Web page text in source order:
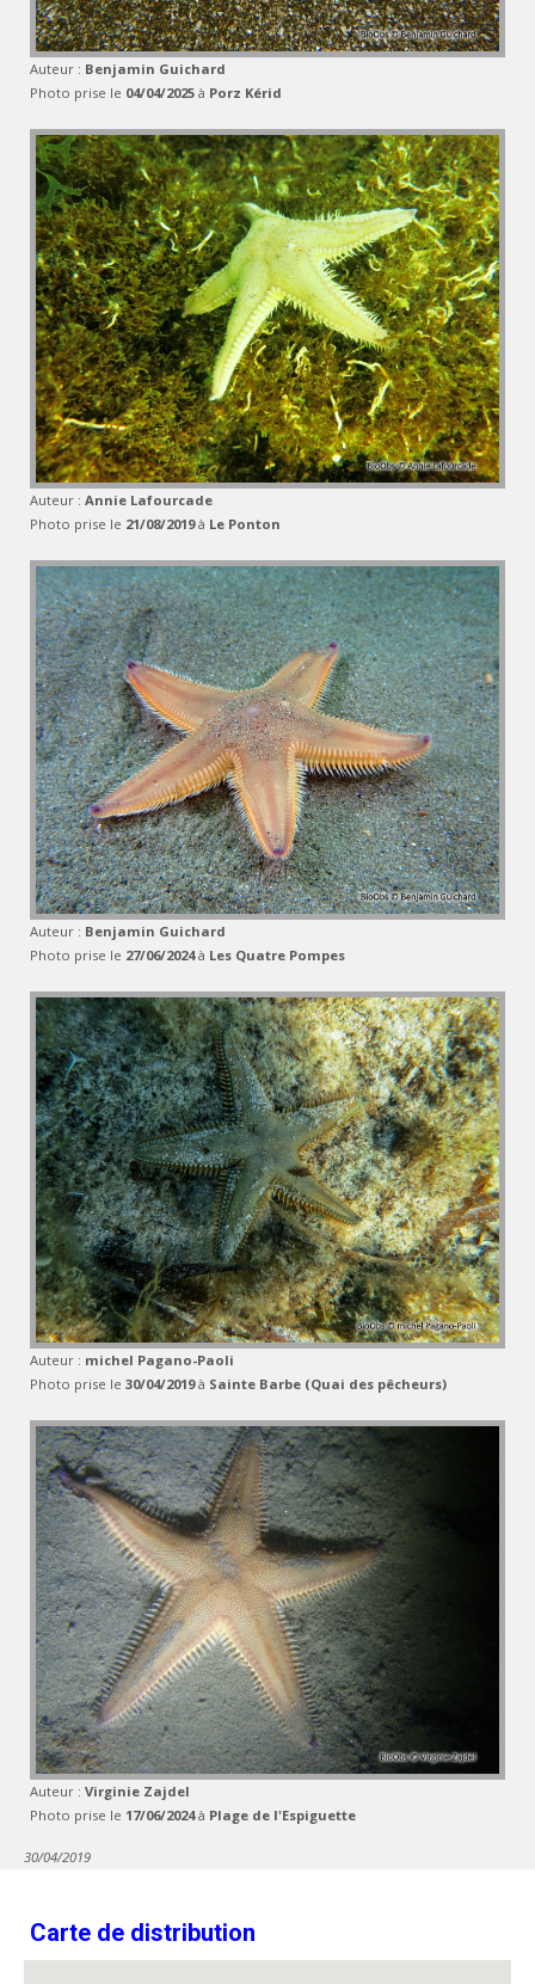
Auteur : Benjamin Guichard
Photo prise le 04/04/2025 à Porz Kérid
Auteur : Annie Lafourcade
Photo prise le 21/08/2019à Le Ponton
Auteur : Benjamin Guichard
Photo prise le 27/06/2024à Les Quatre Pompes
Auteur : michel Pagano-Paoli
Photo prise le 30/04/2019à Sainte Barbe (Quai des pêcheurs)
Auteur : Virginie Zajdel
Photo prise le 17/06/2024à Plage de l'Espiguette
30/04/2019
Carte de distribution